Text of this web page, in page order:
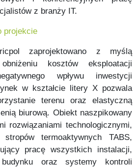
z branży IT.
projekcie
zaprojektowano z myślą
kosztów eksploatacji
wpływu inwestycji
w kształcie litery X pozwala
terenu oraz elastyczną
biurową. Obiekt naszpikowany
rozwiązaniami technologicznymi,
termoaktywnych TABS,
pracę wszystkich instalacji,
oraz systemy kontroli